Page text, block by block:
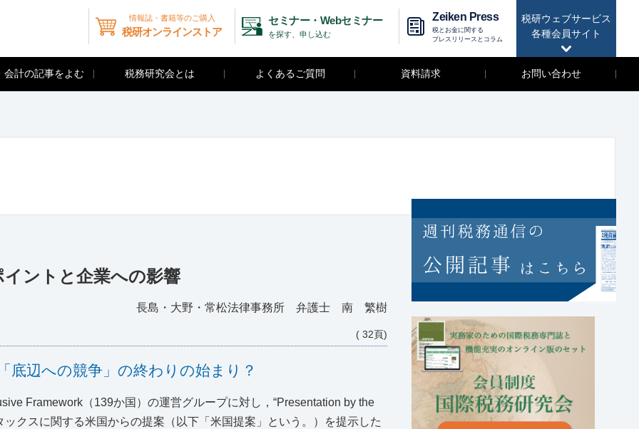
税研ウェブサービス
各種会員サイト
情報誌・書籍等のご購入
税研オンラインストア
セミナー・Webセミナー
を探す、申し込む
Zeiken Press
税とお金に関する
プレスリリースとコラム
会計の記事をよむ 税務研究会とは よくあるご質問 資料請求 お問い合わせ
ントと企業への影響
長島・大野・常松法律事務所 弁護士 南 繁樹
( 32頁)
辺への競争」の終わりの始まり？
Framework（139か国）の運営グループに対し，“Presentation by the
クスに関する米国からの提案（以下「米国提案」という。）を提示した